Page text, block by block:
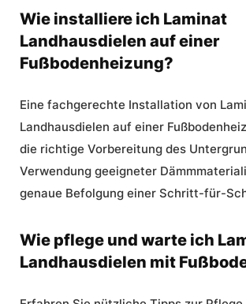
Wie installiere ich Laminat
Landhausdielen auf einer
Fußbodenheizung?
Eine fachgerechte Installation von
Landhausdielen auf einer
die richtige Vorbereitung des
Verwendung geeigneter
genaue Befolgung einer Schritt-für-
Wie pflege und warte ich
Landhausdielen mit